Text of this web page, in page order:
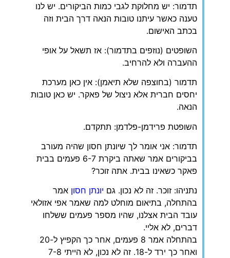
תדמור: יש מחלוקת לגבי כמות הביקורים. יש לנו
טענה כאשר עיתנו טובות הנאה דרך הבית וזה
בכתב האישום.
השופטים (נוזפים בתדמור): אז תשאל על אופי
ההעברה ולא להרחיב.
תדמור (בחוצפה שלא תיאמן): אין כאן מערכת
יחסים חברית אלא ניצול של פאקר. יש כאן טובות
הנאה.
השופטת פרידמן-פלדמן: תתקדם.
תדמור: אני אומר לך שיונתן חסון שהיה מעורב
בביקורים אמר שאתה ביקרת 6-7 פעמים בבית
פאקר כשאינו בבית. אתה זוכר?
נתניהו: זוכר. זה לא נכון. גם יונתן חסון אמר
בהתחלה, בתיאום מוחלט למה שאמר אפי אזולאי
עובד הבית אצלנו, שהיו מספר פעמים ששלחו
דברים, לא אליי.
בהתחלה אמר 8 פעמים, אחר כך הקפיץ ל-20
ואחר כך ירד ל-18. זה לא נכון, לא הייתי 7-8